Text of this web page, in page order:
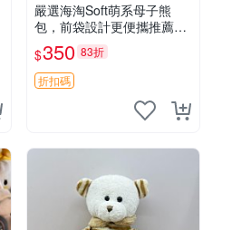
嚴選海淘Soft萌系母子熊
包，前袋設計更便攜推薦收
藏 母子熊 軟綿綿 包包
$350 83折
折扣碼